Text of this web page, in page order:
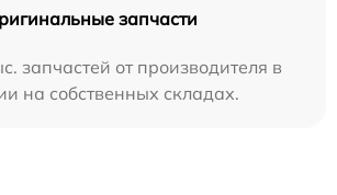
запчасти
запчастей от производителя в
на собственных складах.